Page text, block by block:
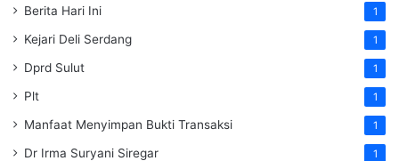
Berita Hari Ini 1
Kejari Deli Serdang 1
Dprd Sulut 1
Plt 1
Manfaat Menyimpan Bukti Transaksi 1
Dr Irma Suryani Siregar 1